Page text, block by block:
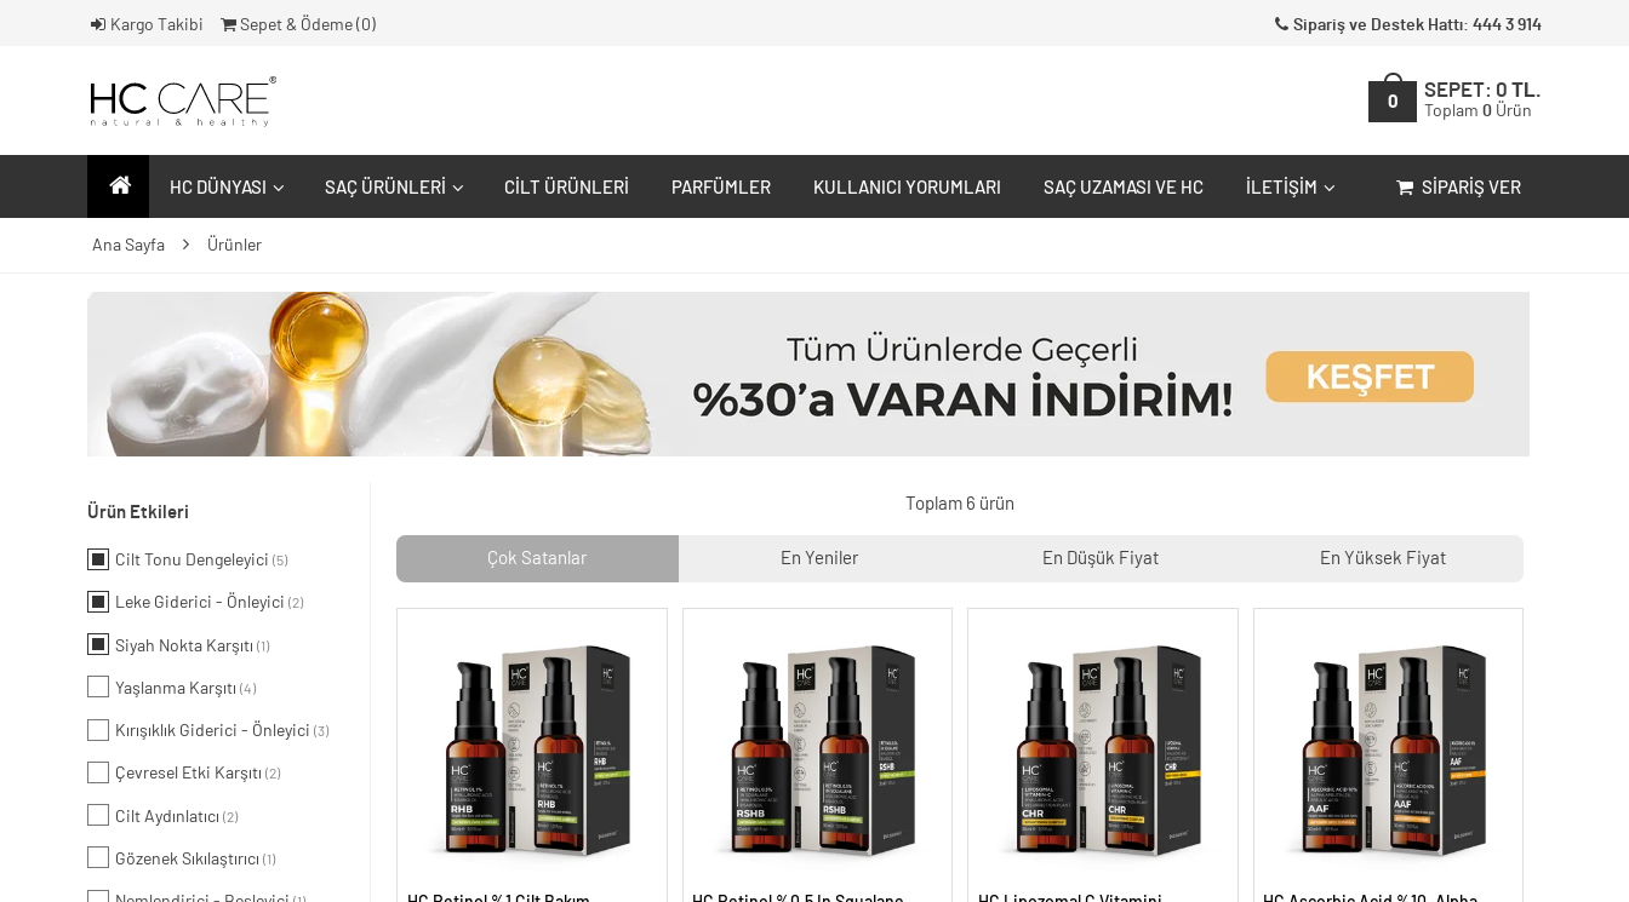
Kargo Takibi Sepet & Ödeme ( 0) Sipariş ve Destek Hattı: 444 3 914
0
SEPET: 0 TL.
Toplam 0 Ürün
HC DÜNYASI SAÇ ÜRÜNLERI CILT ÜRÜNLERI PARFÜMLER KULLANICI YORUMLARI SAÇ UZAMASI VE HC İLETIŞIM SIPARIŞ VER
Ana Sayfa Ürünler
Ürün Etkileri
Cilt Tonu Dengeleyici (5)
Leke Giderici - Önleyici (2)
Siyah Nokta Karşıtı (1)
Yaşlanma Karşıtı (4)
Kırışıklık Giderici - Önleyici (3)
Çevresel Etki Karşıtı (2)
Cilt Aydınlatıcı (2)
Gözenek Sıkılaştırıcı (1)
Toplam 6 ürün
Çok Satanlar En Yeniler En Düşük Fiyat En Yüksek Fiyat